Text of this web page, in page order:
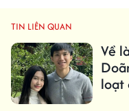
TIN LIÊN QUAN
Về
loạt